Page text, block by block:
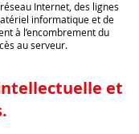
Internet, des lignes
informatique et de
à l’encombrement du
au serveur.
et